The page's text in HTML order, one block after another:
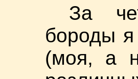
За
бороды
(моя, а